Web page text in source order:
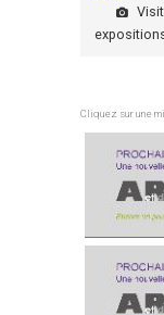
Cliquez sur une